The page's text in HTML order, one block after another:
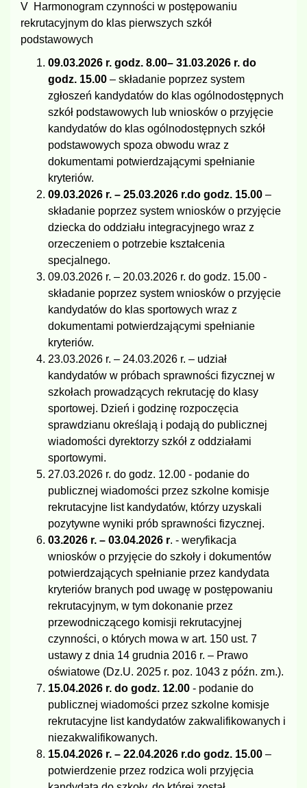
V Harmonogram czynności w postępowaniu
rekrutacyjnym do klas pierwszych szkół
podstawowych
09.03.2026 r. godz. 8.00– 31.03.2026 r. do
godz. 15.00 – składanie poprzez system
zgłoszeń kandydatów do klas ogólnodostępnych
szkół podstawowych lub wniosków o przyjęcie
kandydatów do klas ogólnodostępnych szkół
podstawowych spoza obwodu wraz z
dokumentami potwierdzającymi spełnianie
kryteriów.
09.03.2026 r. – 25.03.2026 r.do godz. 15.00 –
składanie poprzez system wniosków o przyjęcie
dziecka do oddziału integracyjnego wraz z
orzeczeniem o potrzebie kształcenia
specjalnego.
09.03.2026 r. – 20.03.2026 r. do godz. 15.00 -
składanie poprzez system wniosków o przyjęcie
kandydatów do klas sportowych wraz z
dokumentami potwierdzającymi spełnianie
kryteriów.
23.03.2026 r. – 24.03.2026 r. – udział
kandydatów w próbach sprawności fizycznej w
szkołach prowadzących rekrutację do klasy
sportowej. Dzień i godzinę rozpoczęcia
sprawdzianu określają i podają do publicznej
wiadomości dyrektorzy szkół z oddziałami
sportowymi.
27.03.2026 r. do godz. 12.00 - podanie do
publicznej wiadomości przez szkolne komisje
rekrutacyjne list kandydatów, którzy uzyskali
pozytywne wyniki prób sprawności fizycznej.
03.2026 r. – 03.04.2026 r. - weryfikacja
wniosków o przyjęcie do szkoły i dokumentów
potwierdzających spełnianie przez kandydata
kryteriów branych pod uwagę w postępowaniu
rekrutacyjnym, w tym dokonanie przez
przewodniczącego komisji rekrutacyjnej
czynności, o których mowa w art. 150 ust. 7
ustawy z dnia 14 grudnia 2016 r. – Prawo
oświatowe (Dz.U. 2025 r. poz. 1043 z późn. zm.).
15.04.2026 r. do godz. 12.00 - podanie do
publicznej wiadomości przez szkolne komisje
rekrutacyjne list kandydatów zakwalifikowanych i
niezakwalifikowanych.
15.04.2026 r. – 22.04.2026 r.do godz. 15.00 –
potwierdzenie przez rodzica woli przyjęcia